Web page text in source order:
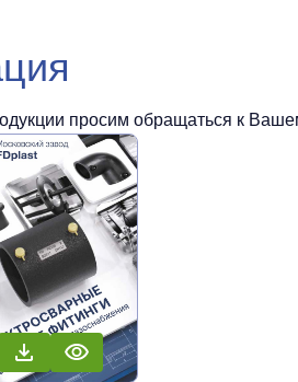
просим обращаться к